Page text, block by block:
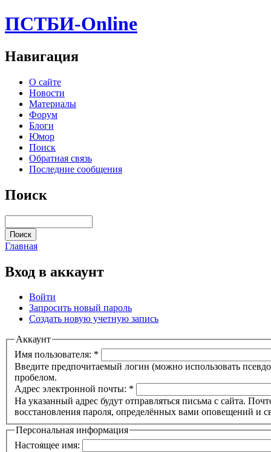
ПСТБИ-Online
Навигация
О сайте
Новости
Материалы
Форум
Блоги
Юмор
Поиск
Обратная связь
Последние сообщения
Поиск
Главная
Вход в аккаунт
Войти
Запросить новый пароль
Создать новую учетную запись
Аккаунт
Имя пользователя: *
Введите предпочитаемый логин (можно использовать
пробелом.
Адрес электронной почты: *
На указанный адрес будут отправляться письма с сайта.
восстановления пароля, определённых вами оповещений и
Персональная информация
Настоящее имя: